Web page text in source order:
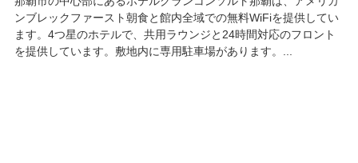
ンブレックファースト朝食と館内全域での無料WiFiを提供してい
ます。4つ星のホテルで、共用ラウンジと24時間対応のフロント
を提供しています。敷地内に専用駐車場があります。...